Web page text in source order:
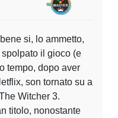
si, lo ammetto,
il gioco (e
tempo, dopo aver
son tornato su a
Witcher 3.
titolo, nonostante